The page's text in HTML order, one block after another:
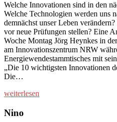
Welche Innovationen sind in den
Welche Technologien werden uns
demnächst unser Leben
vor neue Prüfungen stellen? Eine
Woche Montag Jörg Heynkes in
am Innovationszentrum NRW
Energiewendestammtisches mit
„Die 10 wichtigsten Innovationen
Die…
weiterlesen
Nino